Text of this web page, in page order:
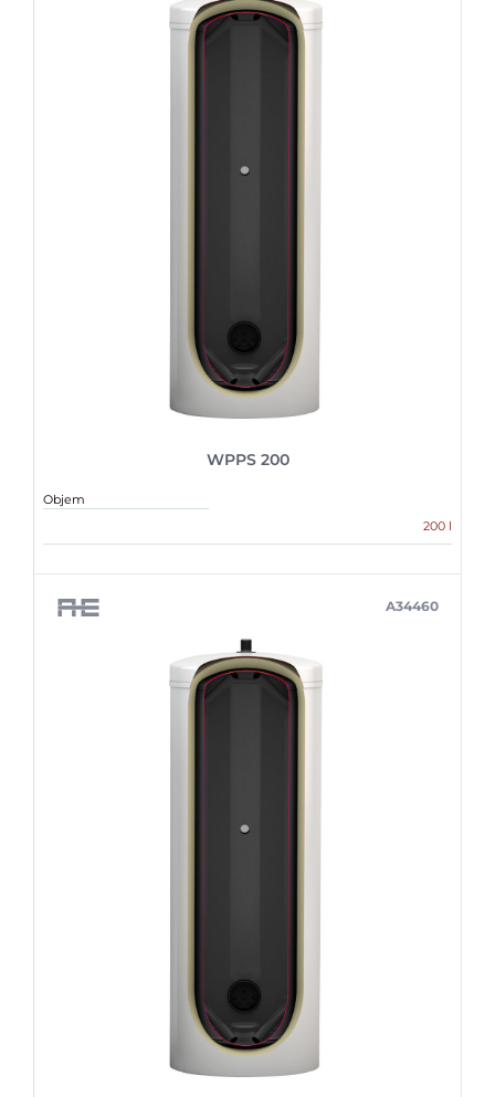
WPPS 200
Objem
200 l
A34460